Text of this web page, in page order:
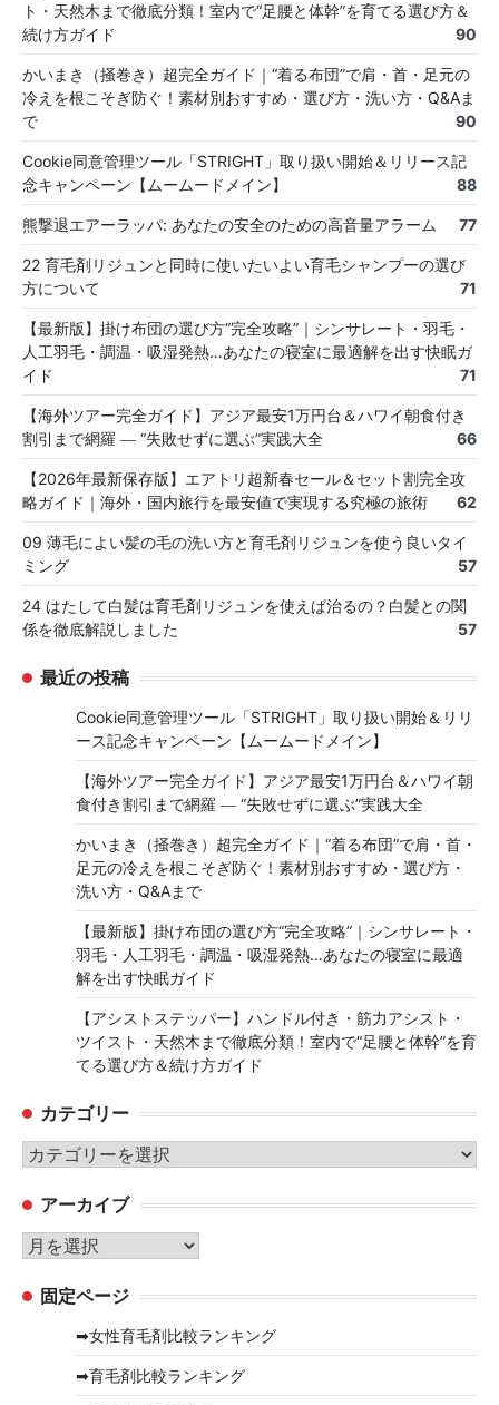
ト・天然木まで徹底分類！室内で“足腰と体幹”を育てる選び方＆
続け方ガイド
90
かいまき（掻巻き）超完全ガイド｜“着る布団”で肩・首・足元の
冷えを根こそぎ防ぐ！素材別おすすめ・選び方・洗い方・Q&Aま
で
90
Cookie同意管理ツール「STRIGHT」取り扱い開始＆リリース記
念キャンペーン【ムームードメイン】
88
熊撃退エアーラッパ: あなたの安全のための高音量アラーム 77
22 育毛剤リジュンと同時に使いたいよい育毛シャンプーの選び
方について
71
【最新版】掛け布団の選び方“完全攻略”｜シンサレート・羽毛・
人工羽毛・調温・吸湿発熱…あなたの寝室に最適解を出す快眠ガ
イド
71
【海外ツアー完全ガイド】アジア最安1万円台＆ハワイ朝食付き
割引まで網羅 ― “失敗せずに選ぶ”実践大全
66
【2026年最新保存版】エアトリ超新春セール＆セット割完全攻
略ガイド｜海外・国内旅行を最安値で実現する究極の旅術
62
09 薄毛によい髪の毛の洗い方と育毛剤リジュンを使う良いタイ
ミング
57
24 はたして白髪は育毛剤リジュンを使えば治るの？白髪との関
係を徹底解説しました
57
最近の投稿
Cookie同意管理ツール「STRIGHT」取り扱い開始＆リリ
ース記念キャンペーン【ムームードメイン】
【海外ツアー完全ガイド】アジア最安1万円台＆ハワイ朝
食付き割引まで網羅 ― “失敗せずに選ぶ”実践大全
かいまき（掻巻き）超完全ガイド｜“着る布団”で肩・首・
足元の冷えを根こそぎ防ぐ！素材別おすすめ・選び方・
洗い方・Q&Aまで
【最新版】掛け布団の選び方“完全攻略”｜シンサレート・
羽毛・人工羽毛・調温・吸湿発熱…あなたの寝室に最適
解を出す快眠ガイド
【アシストステッパー】ハンドル付き・筋力アシスト・
ツイスト・天然木まで徹底分類！室内で“足腰と体幹”を育
てる選び方＆続け方ガイド
カテゴリー
カ
ゴ
リ
ー
アーカイブ
ア
カ 固定ページ
➡女性育毛剤比較ランキング
➡育毛剤比較ランキング